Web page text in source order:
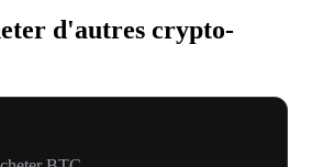
d'autres crypto-